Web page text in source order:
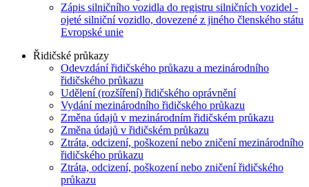
Zápis silničního vozidla do registru silničních vozidel -
ojeté silniční vozidlo, dovezené z jiného členského státu
Evropské unie
Řidičské průkazy
Odevzdání řidičského průkazu a mezinárodního
řidičského průkazu
Udělení (rozšíření) řidičského oprávnění
Vydání mezinárodního řidičského průkazu
Změna údajů v mezinárodním řidičském průkazu
Změna údajů v řidičském průkazu
Ztráta, odcizení, poškození nebo zničení mezinárodního
řidičského průkazu
Ztráta, odcizení, poškození nebo zničení řidičského
průkazu